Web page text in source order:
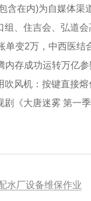
内)为自媒体渠道
住吉会、弘道会
变2万，中西医结
存成功运转万亿参
风机：按键直接熔
《大唐迷雾 第一季
水厂设备维保作业